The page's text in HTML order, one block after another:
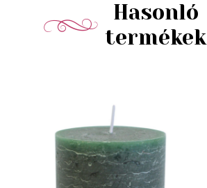
Hasonló
termékek